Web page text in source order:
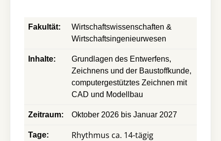
Fakultät:
Wirtschaftswissenschaften &
Wirtschaftsingenieurwesen
Inhalte:
Grundlagen des Entwerfens,
Zeichnens und der Baustoffkunde,
computergestütztes Zeichnen mit
CAD und Modellbau
Zeitraum: Oktober 2026 bis Januar 2027
Tage: Rhythmus ca. 14-tägig